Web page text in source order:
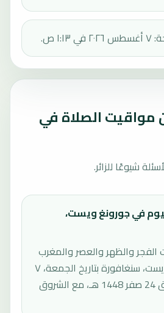
ص.
مواقيت الصلاة في
شيوعًا للزائر.
في جورونغ ويست،
والظهر والعصر والمغرب
والعشاء في جورونغ ويست، سنغافورة بتاريخ الجمعة، ٧
أغسطس ٢٠٢٦ الموافق 24 صفر 1448 هـ، مع الشروق